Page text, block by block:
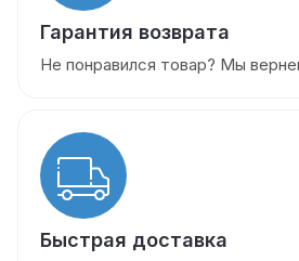
Гарантия возврата
Не понравился товар? Мы
Быстрая доставка